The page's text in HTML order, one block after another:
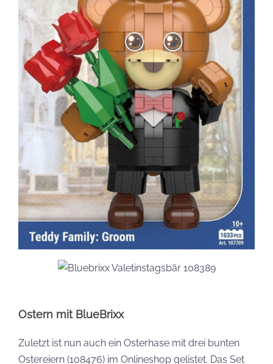
Ostern mit BlueBrixx
Zuletzt ist nun auch ein Osterhase mit drei bunten
Ostereiern (108476) im Onlineshop gelistet. Das Set